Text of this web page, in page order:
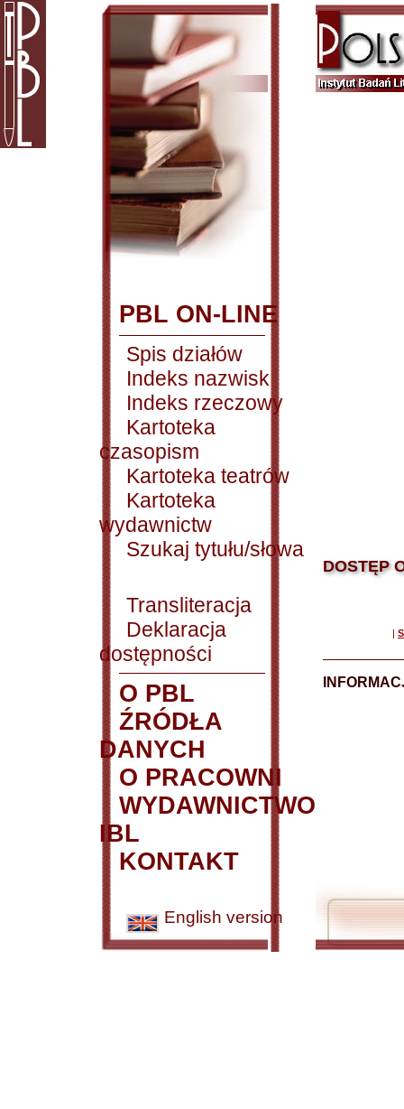
PBL ON-LINE
Spis działów
Indeks nazwisk
Indeks rzeczowy
Kartoteka
czasopism
Kartoteka teatrów
Kartoteka
wydawnictw
Szukaj tytułu/słowa
Transliteracja
Deklaracja
dostępności
O PBL
ŹRÓDŁA
DANYCH
O PRACOWNI
WYDAWNICTWO
IBL
KONTAKT
English version
DOSTĘP
|